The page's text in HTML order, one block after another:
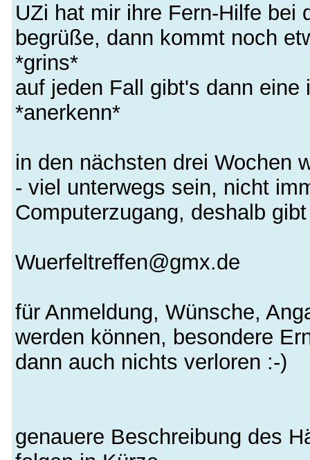
UZi hat mir ihre Fern-Hilfe bei
begrüße, dann kommt noch
*grins*
auf jeden Fall gibt's dann
*anerkenn*
in den nächsten drei Wochen
- viel unterwegs sein, nicht
Computerzugang, deshalb
Wuerfeltreffen@gmx.de
für Anmeldung, Wünsche,
werden können, besondere
dann auch nichts verloren :-)
genauere Beschreibung des